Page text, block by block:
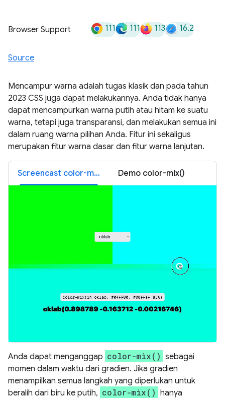
Browser Support 111 111 113 16.2
Source
Mencampur warna adalah tugas klasik dan pada tahun
2023 CSS juga dapat melakukannya. Anda tidak hanya
dapat mencampurkan warna putih atau hitam ke suatu
warna, tetapi juga transparansi, dan melakukan semua ini
dalam ruang warna pilihan Anda. Fitur ini sekaligus
merupakan fitur warna dasar dan fitur warna lanjutan.
Screencast color-mix() Demo color-mix()
Anda dapat menganggap color-mix() sebagai
momen dalam waktu dari gradien. Jika gradien
menampilkan semua langkah yang diperlukan untuk
beralih dari biru ke putih, color-mix() hanya